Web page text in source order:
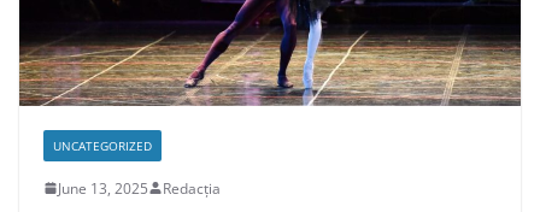
UNCATEGORIZED
June 13, 2025 Redacția